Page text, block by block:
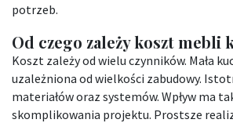
potrzeb.
Od czego zależy koszt mebli
Koszt zależy od wielu czynników. Mała
uzależniona od wielkości zabudowy.
materiałów oraz systemów. Wpływ ma
skomplikowania projektu. Prostsze